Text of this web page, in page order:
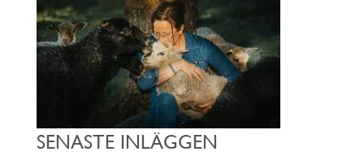
SENASTE INLÄGGEN